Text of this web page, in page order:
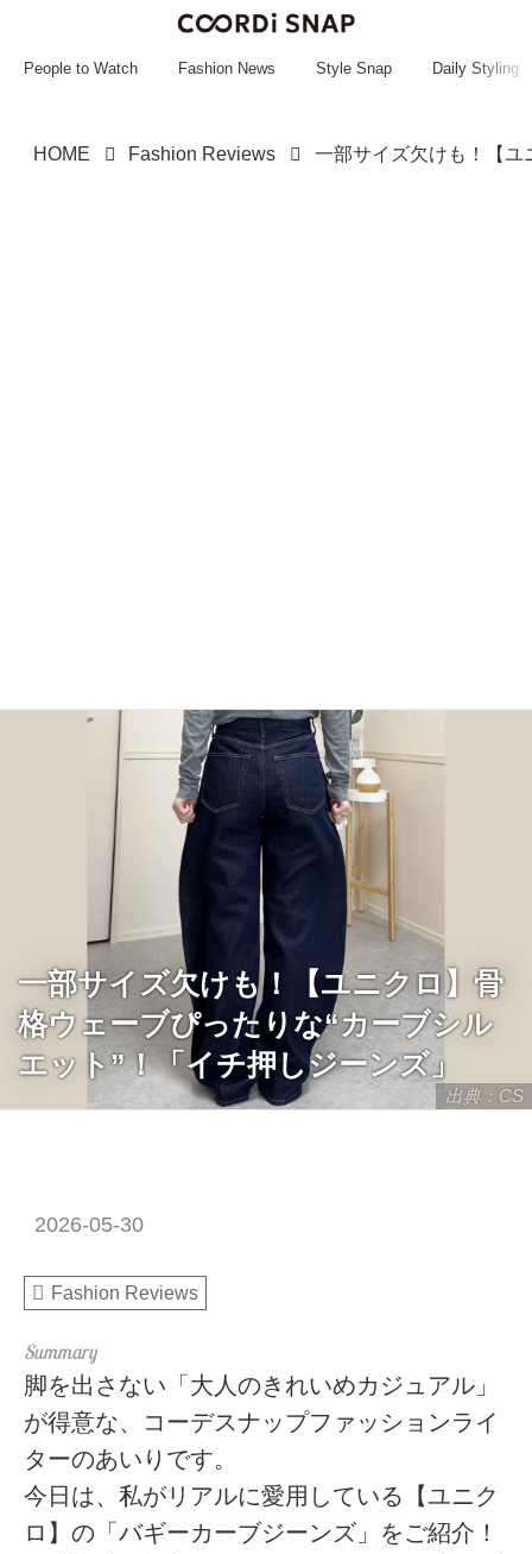
~~~~~~~~~~~
People to Watch Fashion News Style Snap Daily Styling
HOME Fashion Reviews
出典：CS
一部サイズ欠けも！【ユニクロ】骨
格ウェーブぴったりな“カーブシル
エット”！「イチ押しジーンズ」
2026-05-30
Fashion Reviews
脚を出さない「大人のきれいめカジュアル」
が得意な、コーデスナップファッションライ
ターのあいりです。
今日は、私がリアルに愛用している【ユニク
ロ】の「バギーカーブジーンズ」をご紹介！